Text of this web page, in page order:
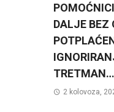
DALJE BEZ
TRETMAN…
2 kolovoza,